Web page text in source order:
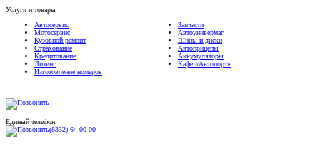
Услуги и товары
Автосервис
Мотосервис
Кузовной ремонт
Страхование
Кредитование
Лизинг
Изготовление номеров
Запчасти
Автоунивермаг
Шины и диски
Автоприцепы
Аккумуляторы
Кафе «Автопорт»
Единый телефон
(8332) 64-00-00